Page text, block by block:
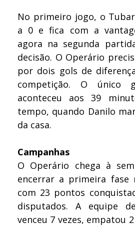
No primeiro jogo, o
a 0 e fica com a
agora na segunda
decisão. O Operário
por dois gols de
competição. O único
aconteceu aos 39
tempo, quando Danilo
da casa.
Campanhas
O Operário chega à
encerrar a primeira fase
com 23 pontos
disputados. A equipe
venceu 7 vezes, empatou